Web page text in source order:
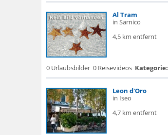
Al Tram
in Sarnico
4,5 km entfernt
0 Urlaubsbilder 0 Reisevideos Kategorie:
Leon d'Oro
in Iseo
4,7 km entfernt